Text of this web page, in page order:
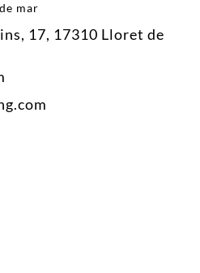
mar
17, 17310 Lloret de